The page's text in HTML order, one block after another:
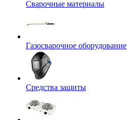
Сварочные материалы
Газосварочное оборудование
Средства защиты